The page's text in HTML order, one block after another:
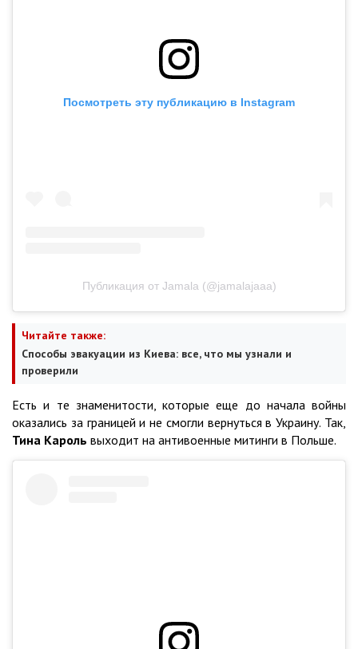
Посмотреть эту публикацию в Instagram
Публикация от Jamala (@jamalajaaa)
Читайте также:
Способы эвакуации из Киева: все, что мы узнали и
проверили
Есть и те знаменитости, которые еще до начала войны
оказались за границей и не смогли вернуться в Украину. Так,
Тина Кароль выходит на антивоенные митинги в Польше.